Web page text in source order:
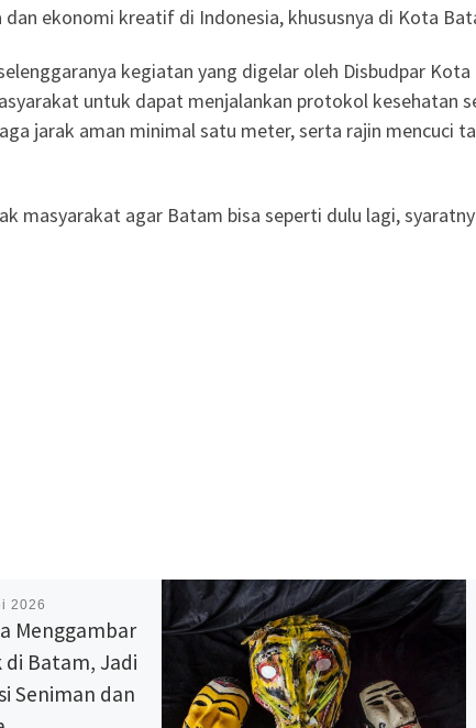
ekonomi kreatif di Indonesia, khususnya di Kota
kegiatan yang digelar oleh Disbudpar
untuk dapat menjalankan protokol kesehatan
jarak aman minimal satu meter, serta rajin mencuci
masyarakat agar Batam bisa seperti dulu lagi,
2026
Menggambar
di Batam, Jadi
Seniman dan